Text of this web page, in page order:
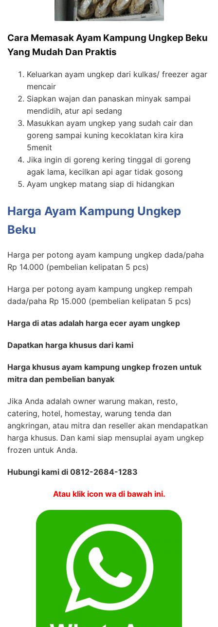
Cara Memasak Ayam Kampung Ungkep Beku
Yang Mudah Dan Praktis
Keluarkan ayam ungkep dari kulkas/ freezer agar
mencair
Siapkan wajan dan panaskan minyak sampai
mendidih, atur api sedang
Masukkan ayam ungkep yang sudah cair dan
goreng sampai kuning kecoklatan kira kira
5menit
Jika ingin di goreng kering tinggal di goreng
agak lama, kecilkan api agar tidak gosong
Ayam ungkep matang siap di hidangkan
Harga Ayam Kampung Ungkep
Beku
Harga per potong ayam kampung ungkep dada/paha
Rp 14.000 (pembelian kelipatan 5 pcs)
Harga per potong ayam kampung ungkep rempah
dada/paha Rp 15.000 (pembelian kelipatan 5 pcs)
Harga di atas adalah harga ecer ayam ungkep
Dapatkan harga khusus dari kami
Harga khusus ayam kampung ungkep frozen untuk
mitra dan pembelian banyak
Jika Anda adalah owner warung makan, resto,
catering, hotel, homestay, warung tenda dan
angkringan, atau mitra dan reseller akan mendapatkan
harga khusus. Dan kami siap mensuplai ayam ungkep
frozen untuk Anda.
Hubungi kami di 0812-2684-1283
Atau klik icon wa di bawah ini.